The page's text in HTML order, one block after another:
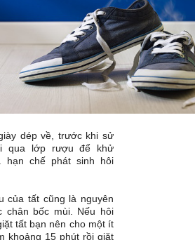
dép về, trước khi sử
qua lớp rượu để khử
hạn chế phát sinh hôi
của tất cũng là nguyên
chân bốc mùi. Nếu hôi
tất bạn nên cho một ít
khoảng 15 phút rồi giặt